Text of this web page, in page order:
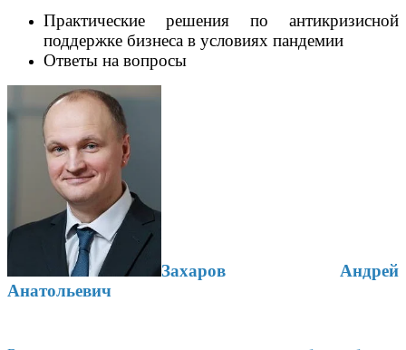
Практические решения по антикризисной
поддержке бизнеса в условиях пандемии
Ответы на вопросы
Захаров Андрей
Анатольевич